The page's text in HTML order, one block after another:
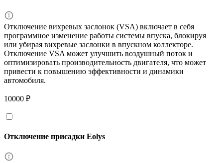
Отключение вихревых заслонок (VSA) включает в себя
программное изменение работы системы впуска, блокируя
или убирая вихревые заслонки в впускном коллекторе.
Отключение VSA может улучшить воздушный поток и
оптимизировать производительность двигателя, что может
привести к повышению эффективности и динамики
автомобиля.
10000 ₽
Отключение присадки Eolys